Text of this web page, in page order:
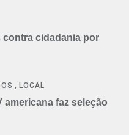
cidadania por
,LOCAL
americana faz seleção